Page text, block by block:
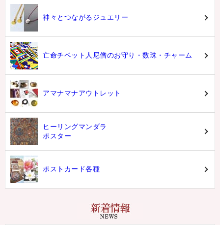
神々とつながるジュエリー
亡命チベット人尼僧のお守り・数珠・チャーム
アマナマナアウトレット
ヒーリングマンダラ
ポスター
ポストカード各種